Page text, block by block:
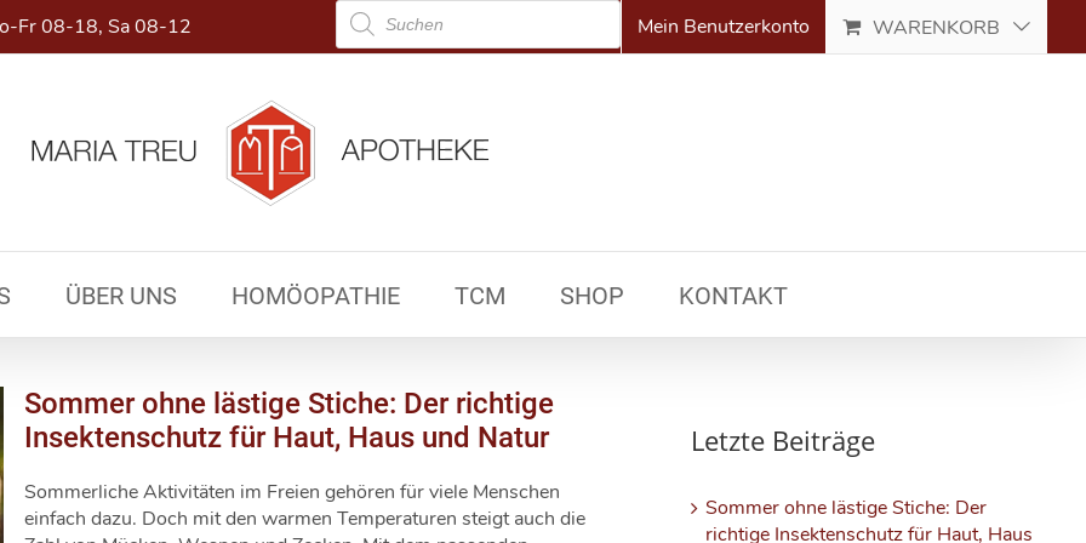
Fr 08-18, Sa 08-12
Products
search Mein Benutzerkonto WARENKORB
ÜBER UNS HOMÖOPATHIE TCM SHOP KONTAKT
Sommer ohne lästige Stiche: Der richtige
Insektenschutz für Haut, Haus und Natur
Sommerliche Aktivitäten im Freien gehören für viele Menschen
einfach dazu. Doch mit den warmen Temperaturen steigt auch die
Letzte Beiträge
Sommer ohne lästige Stiche: Der
richtige Insektenschutz für Haut, Haus